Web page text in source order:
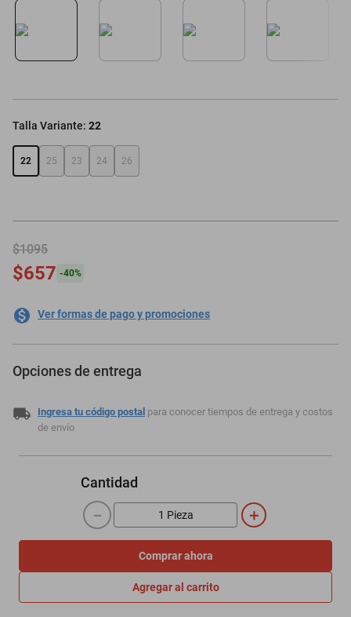
Talla Variante: 22
22 25 23 24 26
$1095
$657 -40%
Ver formas de pago y promociones
Opciones de entrega
Ingresa tu código postal para conocer tiempos de entrega y costos
de envío
Cantidad
＋
－
Comprar ahora
Agregar al carrito